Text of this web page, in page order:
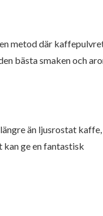
metod där
bästa smaken och
än ljusrostat
ge en fantastisk